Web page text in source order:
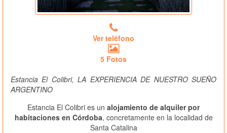
Ver teléfono
5 Fotos
Estancia El Colibri, LA EXPERIENCIA DE NUESTRO SUEÑO
ARGENTINO
Estancia El Colibri es un alojamiento de alquiler por
habitaciones en Córdoba, concretamente en la localidad de
Santa Catalina